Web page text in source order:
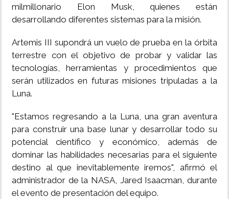
milmillonario Elon Musk, quienes están
desarrollando diferentes sistemas para la misión.
Artemis III supondrá un vuelo de prueba en la órbita
terrestre con el objetivo de probar y validar las
tecnologías, herramientas y procedimientos que
serán utilizados en futuras misiones tripuladas a la
Luna.
"Estamos regresando a la Luna, una gran aventura
para construir una base lunar y desarrollar todo su
potencial científico y económico, además de
dominar las habilidades necesarias para el siguiente
destino al que inevitablemente iremos", afirmó el
administrador de la NASA, Jared Isaacman, durante
el evento de presentación del equipo.